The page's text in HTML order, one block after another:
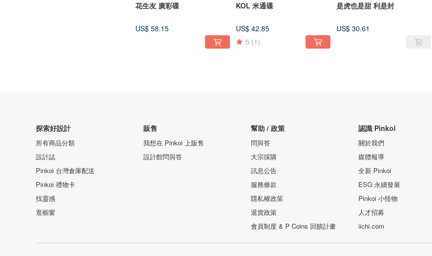
花生友 廣彩碟
US$ 58.15
KOL 米通碟
US$ 42.85
5 (1)
是虎也是甜 利是封
US$ 30.61
探索好設計
所有商品分類
設計誌
Pinkoi 台灣倉庫配送
Pinkoi 禮物卡
找靈感
逛櫥窗
販售
我想在 Pinkoi 上販售
設計館問與答
幫助 / 政策
問與答
大宗採購
訊息公告
服務條款
隱私權政策
退貨政策
會員制度 & P Coins 回饋計畫
認識 Pinkoi
關於我們
媒體報導
全新 Pinkoi
ESG 永續發展
Pinkoi 小怪物
人才招募
iichi.com